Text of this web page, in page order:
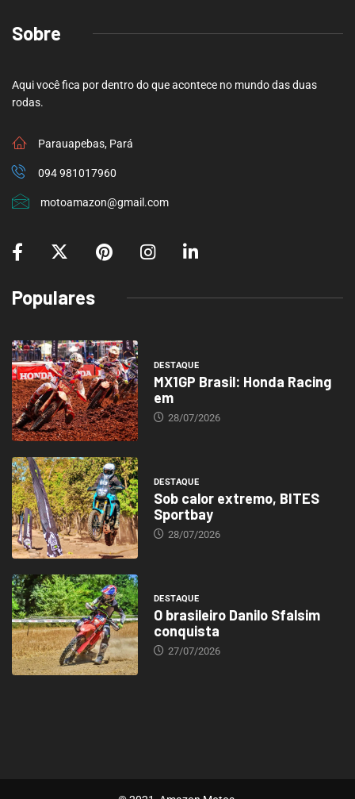
Sobre
Aqui você fica por dentro do que acontece no mundo das duas
rodas.
Parauapebas, Pará
094 981017960
motoamazon@gmail.com
Populares
DESTAQUE
MX1GP Brasil: Honda Racing
em
28/07/2026
DESTAQUE
Sob calor extremo, BITES
Sportbay
28/07/2026
DESTAQUE
O brasileiro Danilo Sfalsim
conquista
27/07/2026